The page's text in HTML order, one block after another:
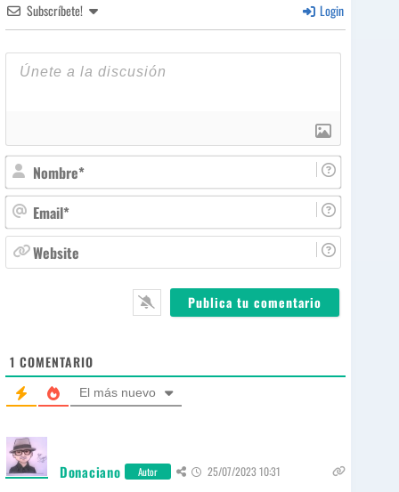
Subscríbete! Login
o
m
b
r
m
ie
1 COMENTARIO
El más nuevo
Donaciano Autor 25/07/2023 10:31